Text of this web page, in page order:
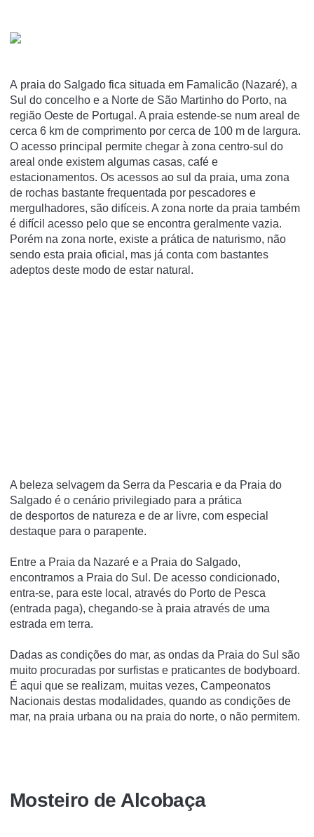
A praia do Salgado fica situada em Famalicão (Nazaré), a
Sul do concelho e a Norte de São Martinho do Porto, na
região Oeste de Portugal. A praia estende-se num areal de
cerca 6 km de comprimento por cerca de 100 m de largura.
O acesso principal permite chegar à zona centro-sul do
areal onde existem algumas casas, café e
estacionamentos. Os acessos ao sul da praia, uma zona
de rochas bastante frequentada por pescadores e
mergulhadores, são difíceis. A zona norte da praia também
é difícil acesso pelo que se encontra geralmente vazia.
Porém na zona norte, existe a prática de naturismo, não
sendo esta praia oficial, mas já conta com bastantes
adeptos deste modo de estar natural.
A beleza selvagem da Serra da Pescaria e da Praia do
Salgado é o cenário privilegiado para a prática
de desportos de natureza e de ar livre, com especial
destaque para o parapente.
Entre a Praia da Nazaré e a Praia do Salgado,
encontramos a Praia do Sul. De acesso condicionado,
entra-se, para este local, através do Porto de Pesca
(entrada paga), chegando-se à praia através de uma
estrada em terra.
Dadas as condições do mar, as ondas da Praia do Sul são
muito procuradas por surfistas e praticantes de bodyboard.
É aqui que se realizam, muitas vezes, Campeonatos
Nacionais destas modalidades, quando as condições de
mar, na praia urbana ou na praia do norte, o não permitem.
Mosteiro de Alcobaça